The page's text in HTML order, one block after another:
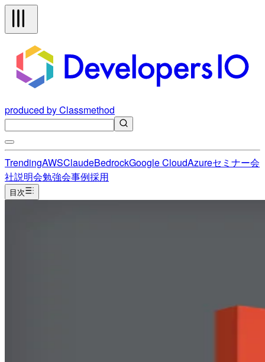
produced by Classmethod
TrendingAWSClaudeBedrockGoogle CloudAzureセミナー会
社説明会勉強会事例採用
目次